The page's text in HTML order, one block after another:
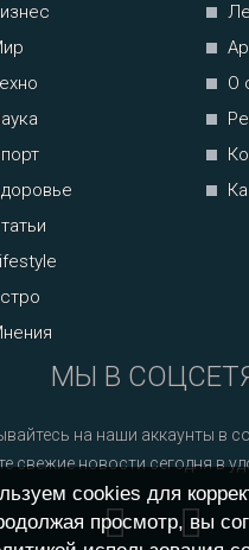
О
МЫ В
на наши аккаунты в
свежие новости сегодня в
cookies для
просмотр, вы